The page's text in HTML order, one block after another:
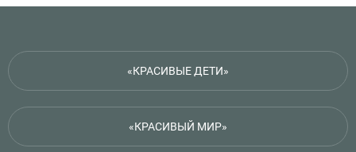
«КРАСИВЫЕ ДЕТИ»
«КРАСИВЫЙ МИР»